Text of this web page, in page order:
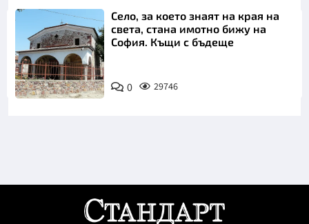
Село, за което знаят на края на
света, стана имотно бижу на
София. Къщи с бъдеще
0 29746